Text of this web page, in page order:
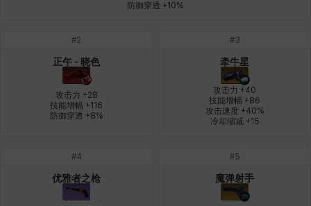
艾丝蒂尔 艾登
莉央 蒂娅
费利克斯 阿尔达
防御穿透 +10%
#2
正午 - 晓色
攻击力 +28
技能增幅 +116
防御穿透 +8%
#3
牵牛星
攻击力 +40
技能增幅 +86
攻击速度 +40%
冷却缩减 +15
#4
优雅者之枪
#5
魔弹射手